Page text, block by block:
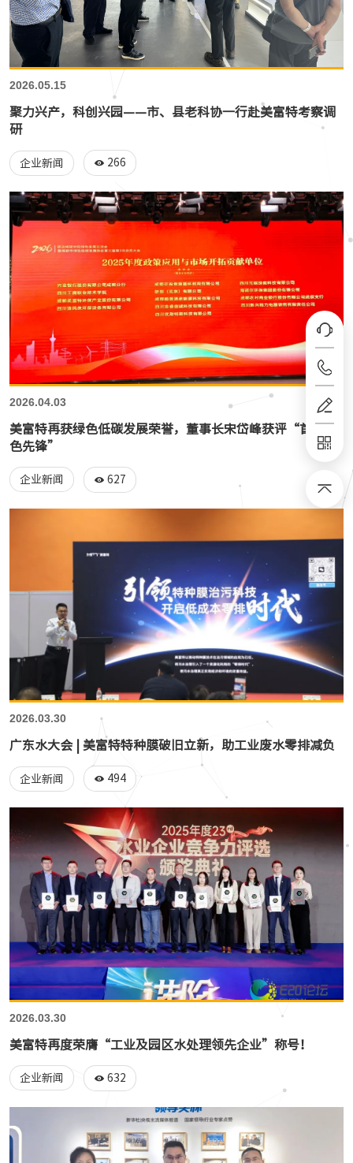
2026.05.15
聚力兴产，科创兴园——市、县老科协一行赴美富特考察调
研
企业新闻 266
2026.04.03
美富特再获绿色低碳发展荣誉，董事长宋岱峰获评“首届绿
色先锋”
企业新闻 627
2026.03.30
广东水大会 | 美富特特种膜破旧立新，助工业废水零排减负
企业新闻 494
2026.03.30
美富特再度荣膺“工业及园区水处理领先企业”称号！
企业新闻 632